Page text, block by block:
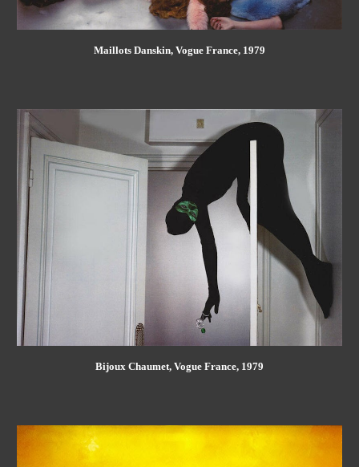
Maillots Danskin, Vogue France, 1979
Bijoux Chaumet, Vogue France, 1979